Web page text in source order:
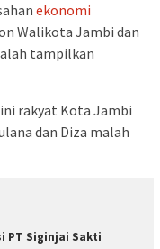
ekonomi
Walikota Jambi dan
tampilkan
rakyat Kota Jambi
dan Diza malah
PT Siginjai Sakti